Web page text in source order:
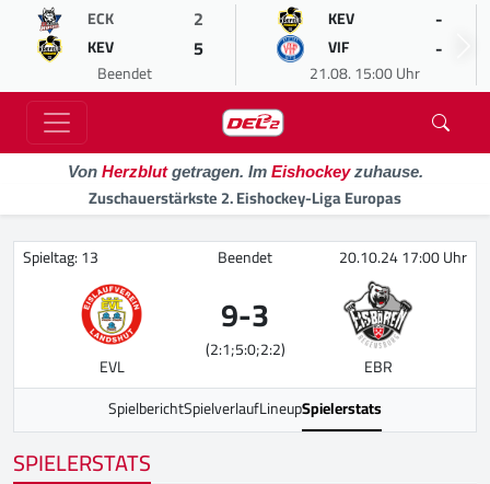
ECK 2
KEV 5
Beendet
KEV -
VIF -
21.08. 15:00 Uhr
Von Herzblutgetragen. Im Eishockeyzuhause.
Zuschauerstärkste 2. Eishockey-Liga Europas
Spieltag: 13 Beendet 20.10.24 17:00 Uhr
EVL
9-3
(2:1;5:0;2:2)
EBR
SpielberichtSpielverlaufLineupSpielerstats
SPIELERSTATS